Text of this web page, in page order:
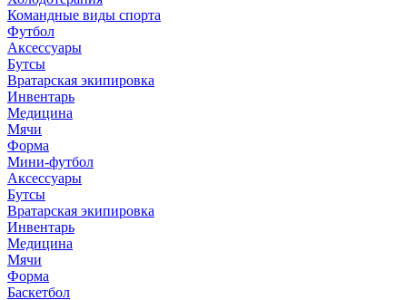
Командные виды спорта
Футбол
Аксессуары
Бутсы
Вратарская экипировка
Инвентарь
Медицина
Мячи
Форма
Мини-футбол
Аксессуары
Бутсы
Вратарская экипировка
Инвентарь
Медицина
Мячи
Форма
Баскетбол